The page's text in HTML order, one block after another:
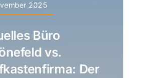
2025
Büro
vs.
Der